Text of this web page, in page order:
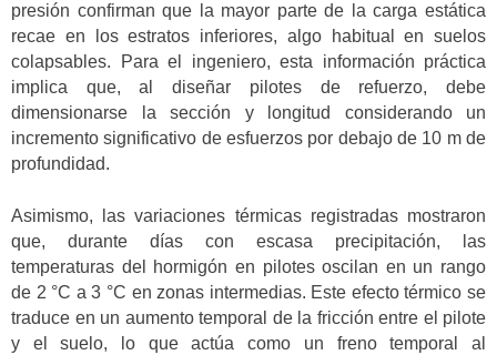
presión confirman que la mayor parte de la carga estática
recae en los estratos inferiores, algo habitual en suelos
colapsables. Para el ingeniero, esta información práctica
implica que, al diseñar pilotes de refuerzo, debe
dimensionarse la sección y longitud considerando un
incremento significativo de esfuerzos por debajo de 10 m de
profundidad.
Asimismo, las variaciones térmicas registradas mostraron
que, durante días con escasa precipitación, las
temperaturas del hormigón en pilotes oscilan en un rango
de 2 °C a 3 °C en zonas intermedias. Este efecto térmico se
traduce en un aumento temporal de la fricción entre el pilote
y el suelo, lo que actúa como un freno temporal al